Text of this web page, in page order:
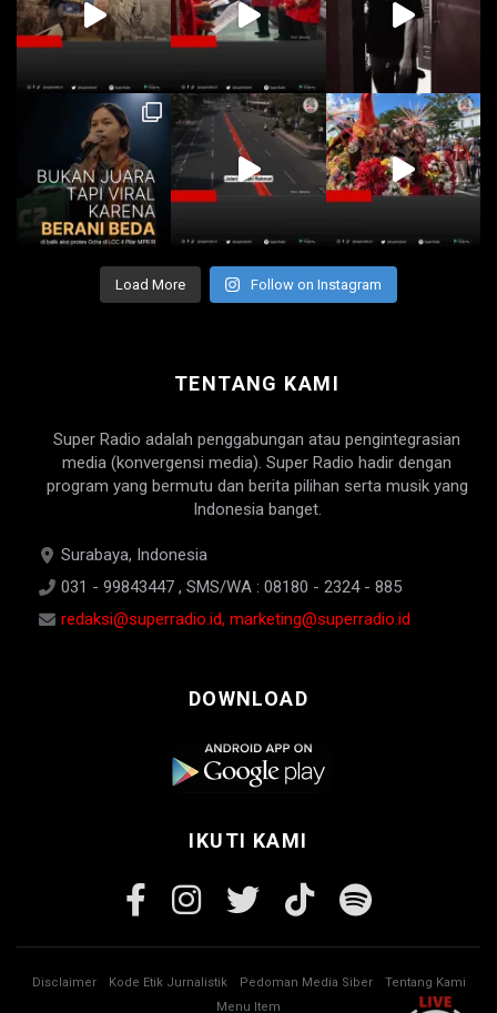
Load More Follow on Instagram
TENTANG KAMI
Super Radio adalah penggabungan atau pengintegrasian
media (konvergensi media). Super Radio hadir dengan
program yang bermutu dan berita pilihan serta musik yang
Indonesia banget.
Surabaya, Indonesia
031 - 99843447 , SMS/WA : 08180 - 2324 - 885
redaksi@superradio.id, marketing@superradio.id
DOWNLOAD
IKUTI KAMI
Disclaimer Kode Etik Jurnalistik Pedoman Media Siber
Tentang Kami
Menu Item